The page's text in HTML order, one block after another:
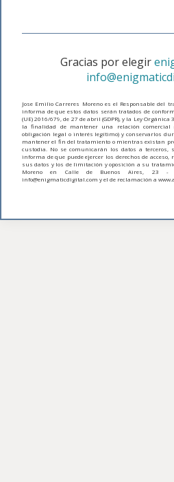
Gracias por elegir
Jose Emilio Carreres Moreno es el Responsable del
informa de que estos datos serán tratados de
(UE) 2016/679, de 27 de abril (GDPR), y la Ley Orgánica
la finalidad de mantener una relación comercial
obligación legal o interés legítimo) y conservarlos
mantener el fin del tratamiento o mientras existan
custodia. No se comunicarán los datos a terceros,
informa de que puede ejercer los derechos de
sus datos y los de limitación y oposición a su
Moreno en Calle de Buenos Aires, 23 -
info@enigmaticdigital.com y el de reclamación a